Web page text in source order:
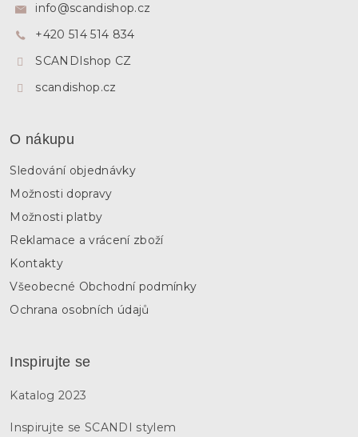
info@scandishop.cz
+420 514 514 834
SCANDIshop CZ
scandishop.cz
O nákupu
Sledování objednávky
Možnosti dopravy
Možnosti platby
Reklamace a vrácení zboží
Kontakty
Všeobecné Obchodní podmínky
Ochrana osobních údajů
Inspirujte se
Katalog 2023
Inspirujte se SCANDI stylem